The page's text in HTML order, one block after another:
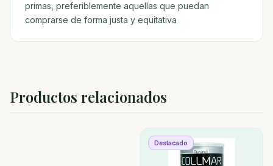
primas, preferiblemente aquellas que puedan
comprarse de forma justa y equitativa
Productos relacionados
Destacado